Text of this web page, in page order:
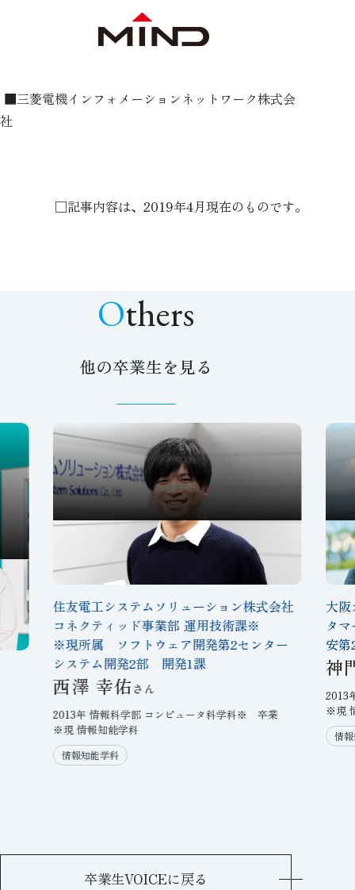
■三菱電機インフォメーションネットワーク株式会
社
□記事内容は、2019年4月現在のものです。
Others
他の卒業生を見る
Voice
チームリーダーとして
クラウドサービスの保守・管理
目的のためにゼロから調べ、
試行錯誤を繰り返して学んできた
住友電工システムソリューション株式会社
コネクティッド事業部 運用技術課※
※現所属 ソフトウェア開発第2センター
システム開発2部 開発1課
西澤 幸佑
2013年 情報科学部 コンピュータ科学科※ 卒業
※現 情報知能学科
情報知能学科
大
タ
安
神
2013
※現
情
卒業生VOICEに戻る